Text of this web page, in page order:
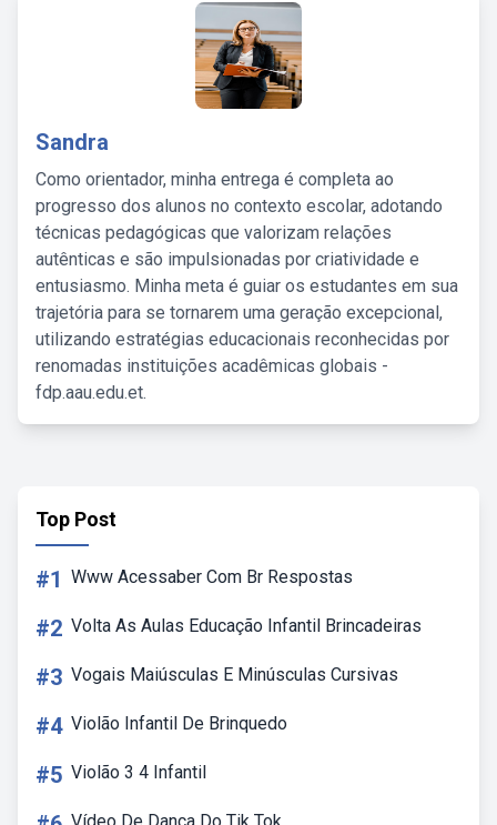
Sandra
Como orientador, minha entrega é completa ao
progresso dos alunos no contexto escolar, adotando
técnicas pedagógicas que valorizam relações
autênticas e são impulsionadas por criatividade e
entusiasmo. Minha meta é guiar os estudantes em sua
trajetória para se tornarem uma geração excepcional,
utilizando estratégias educacionais reconhecidas por
renomadas instituições acadêmicas globais -
fdp.aau.edu.et.
Top Post
#1 Www Acessaber Com Br Respostas
#2 Volta As Aulas Educação Infantil Brincadeiras
#3 Vogais Maiúsculas E Minúsculas Cursivas
#4 Violão Infantil De Brinquedo
#5 Violão 3 4 Infantil